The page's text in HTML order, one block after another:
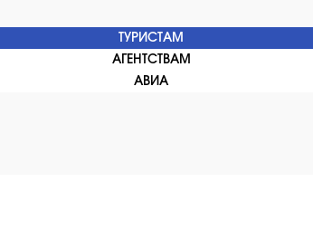
ТУРИСТАМ
АГЕНТСТВАМ
АВИА